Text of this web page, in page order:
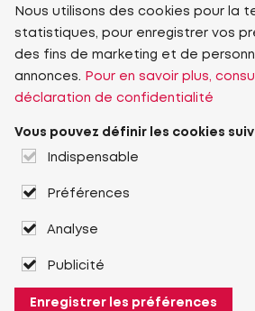
Nous utilisons des cookies pour la
statistiques, pour enregistrer vos
des fins de marketing et de
annonces.
Pour en savoir plus,
déclaration de confidentialité
Vous pouvez définir les cookies
Indispensable
Préférences
Analyse
Publicité
Enregistrer les préférences